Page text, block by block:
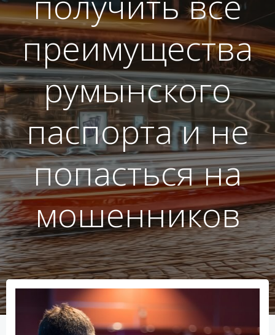
преимущества
румынского
паспорта и не
попасться на
мошенников